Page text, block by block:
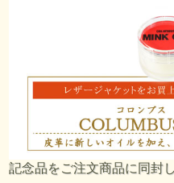
記念品をご注文商品に同封